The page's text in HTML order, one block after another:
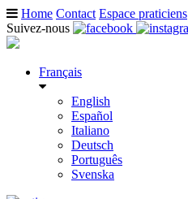
Home Contact Espace praticiens
Suivez-nous
Français
English
Español
Italiano
Deutsch
Português
Svenska